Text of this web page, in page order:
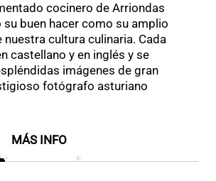
cocinero de Arriondas
buen hacer como su amplio
cultura culinaria. Cada
castellano y en inglés y se
imágenes de gran
fotógrafo asturiano
MÁS INFO